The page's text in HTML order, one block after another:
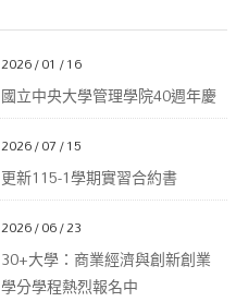
2026 / 01 / 16
國立中央大學管理學院40週年慶
2026 / 07 / 15
更新115-1學期實習合約書
2026 / 06 / 23
30+大學：商業經濟與創新創業
學分學程熱烈報名中